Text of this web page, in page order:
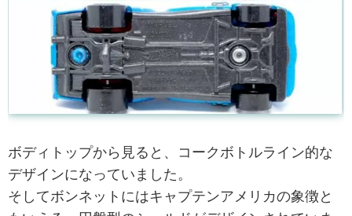
ボディトップから見ると、コークボトルライン的な
デザインになっていました。
そしてボンネットにはキャプテンアメリカの象徴と